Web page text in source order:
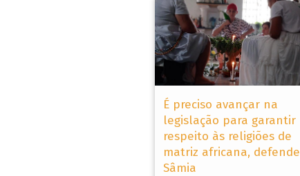
É preciso avançar na
legislação para garantir
respeito às religiões de
matriz africana, defende
Sâmia